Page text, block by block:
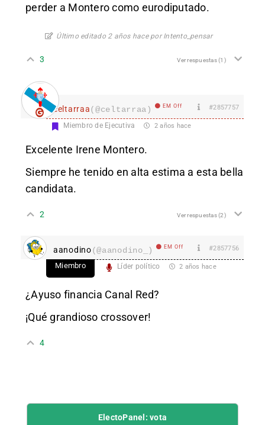
perder a Montero como eurodiputado.
Último editado 2 años hace por Intento_pensar
3 Ver respuestas(1)
celtarraa(@celtarraa) EM Off #2857757
Miembro de Ejecutiva 2 años hace
Excelente Irene Montero.
Siempre he tenido en alta estima a esta bella
candidata.
2 Ver respuestas(2)
aanodino(@aanodino_) EM Off #2857756
Miembro Líder político 2 años hace
¿Ayuso financia Canal Red?
¡Qué grandioso crossover!
4
ElectoPanel: vota